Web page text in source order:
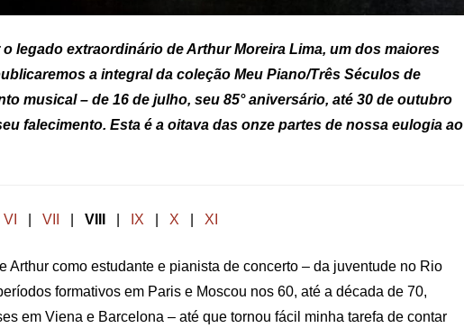
legado extraordinário de Arthur Moreira Lima, um dos maiores
a integral da coleção Meu Piano/Três Séculos de
musical – de 16 de julho, seu 85° aniversário, até 30 de outubro
falecimento. Esta é a oitava das onze partes de nossa eulogia ao
VI VII VIII IX X XI
Arthur como estudante e pianista de concerto – da juventude no Rio
formativos em Paris e Moscou nos 60, até a década de 70,
em Viena e Barcelona – até que tornou fácil minha tarefa de contar